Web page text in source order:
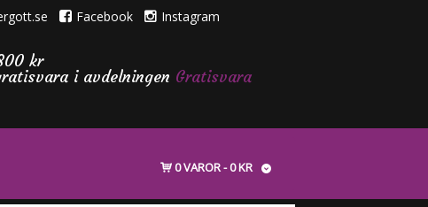
Facebook Instagram
kr
i avdelningen Gratisvara
0 VAROR 0 KR